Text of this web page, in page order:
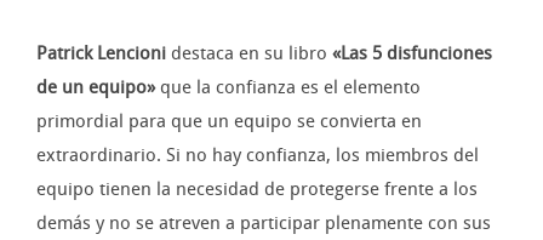
Patrick Lencioni destaca en su libro «Las 5 disfunciones
de un equipo»que la confianza es el elemento
primordial para que un equipo se convierta en
extraordinario. Si no hay confianza, los miembros del
equipo tienen la necesidad de protegerse frente a los
demás y no se atreven a participar plenamente con sus